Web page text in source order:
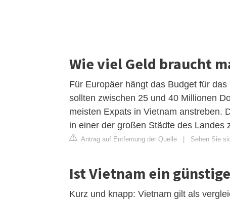
Wie viel Geld braucht
Für Europäer hängt das Budget für
sollten zwischen 25 und 40 Millionen
meisten Expats in Vietnam anstreben.
in einer der großen Städte des Landes
Antrag auf Entfernung der Quelle Sehen Sie
Ist Vietnam ein
Kurz und knapp: Vietnam gilt als